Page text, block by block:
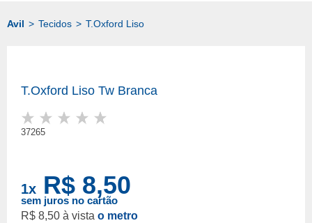
Tecidos T.Oxford Liso
T.Oxford Liso Tw Branca
37265
R$ 8,50 o metro
1x R$ 8,50
sem juros no cartão